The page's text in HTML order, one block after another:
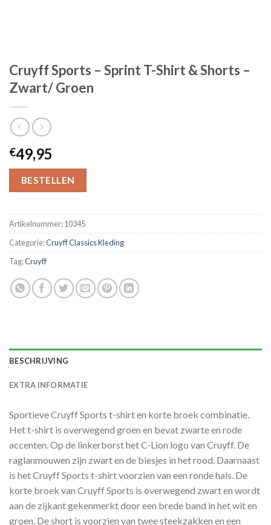
Cruyff Sports – Sprint T-Shirt & Shorts –
Zwart/ Groen
€49,95
BESTELLEN
Artikelnummer:10345
Categorie:Cruyff Classics Kleding
Tag:Cruyff
BESCHRIJVING
EXTRA INFORMATIE
Sportieve Cruyff Sports t-shirt en korte broek combinatie.
Het t-shirt is overwegend groen en bevat zwarte en rode
accenten. Op de linkerborst het C-Lion logo van Cruyff. De
raglanmouwen zijn zwart en de biesjes in het rood. Daarnaast
is het Cruyff Sports t-shirt voorzien van een ronde hals. De
korte broek van Cruyff Sports is overwegend zwart en wordt
aan de zijkant gekenmerkt door een brede band in het wit en
groen. De short is voorzien van twee steekzakken en een